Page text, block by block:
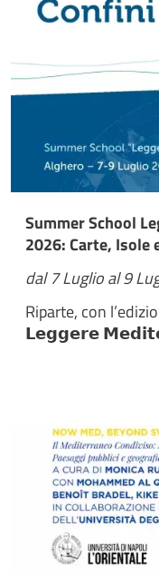
Summer School
2026: Carte, Isole
dal 7 Luglio al 9
Riparte, con
𝗟𝗲𝗴𝗴𝗲𝗿𝗲